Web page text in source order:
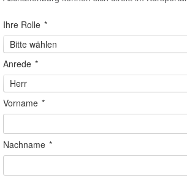
Ihre Rolle *
Bitte wählen
Anrede *
Herr
Vorname *
Nachname *